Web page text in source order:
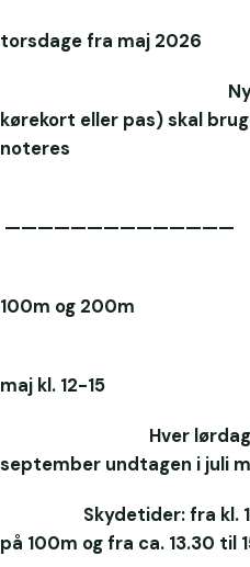
torsdage fra maj 2026
Nye Skytter
kørekort eller pas) skal
noteres
——————————————
100m og 200m
maj kl. 12-15
Hver lørdag fra
september undtagen i juli
Skydetider: fra kl. 12
på 100m og fra ca. 13.30 til